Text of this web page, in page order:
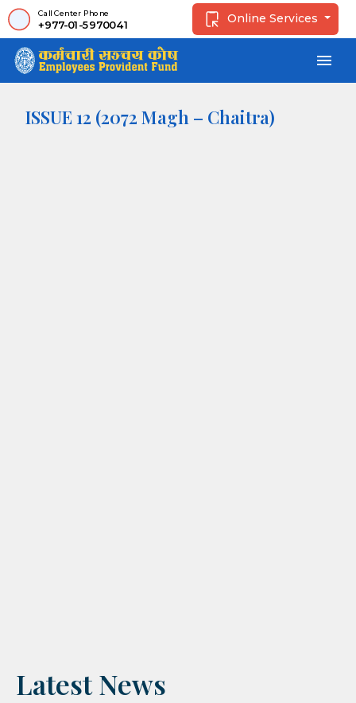
Call Center Phone
+977-01-5970041 Online Services
menu
ISSUE 12 (2072 Magh – Chaitra)
Latest News